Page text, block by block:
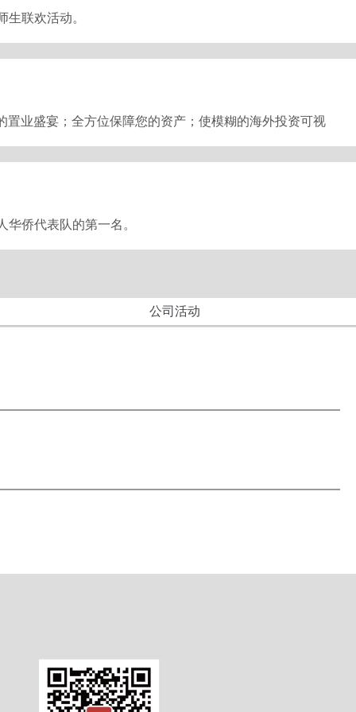
联欢活动。
业盛宴；全方位保障您的资产；使模糊的海外投资可视
侨代表队的第一名。
公司活动